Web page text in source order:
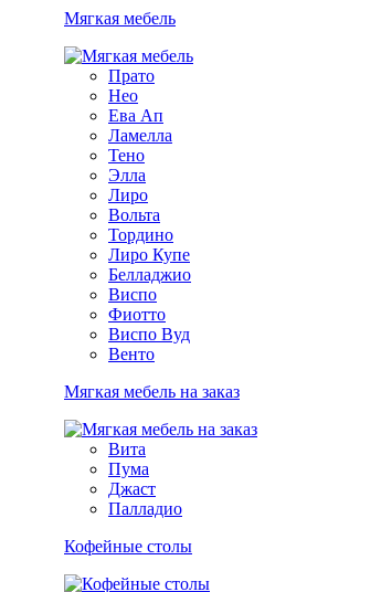
Мягкая мебель
Прато
Нео
Ева Ап
Ламелла
Тено
Элла
Лиро
Вольта
Тордино
Лиро Купе
Белладжио
Виспо
Фиотто
Виспо Вуд
Венто
Мягкая мебель на заказ
Вита
Пума
Джаст
Палладио
Кофейные столы